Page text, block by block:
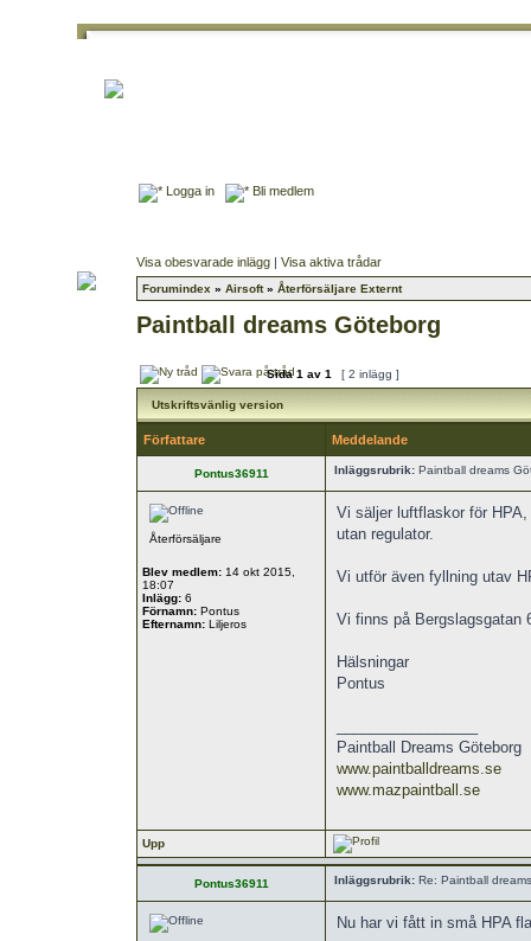
Logga in Bli medlem
Visa obesvarade inlägg | Visa aktiva trådar
Forumindex » Airsoft» Återförsäljare Externt
Paintball dreams Göteborg
Sida1 av 1 [ 2 inlägg ]
Utskriftsvänlig version
Författare Meddelande
Pontus36911 Inläggsrubrik: Paintball dreams
Återförsäljare
Blev medlem: 14 okt 2015,
18:07
Inlägg: 6
Förnamn: Pontus
Efternamn: Liljeros
Vi säljer luftflaskor för
utan regulator.
Vi utför även fyllning utav
Vi finns på Bergslagsgatan
Hälsningar
Pontus
Paintball Dreams Göteborg
www.paintballdreams.se
www.mazpaintball.se
Upp
Pontus36911 Inläggsrubrik: Re: Paintball
Nu har vi fått in små HPA